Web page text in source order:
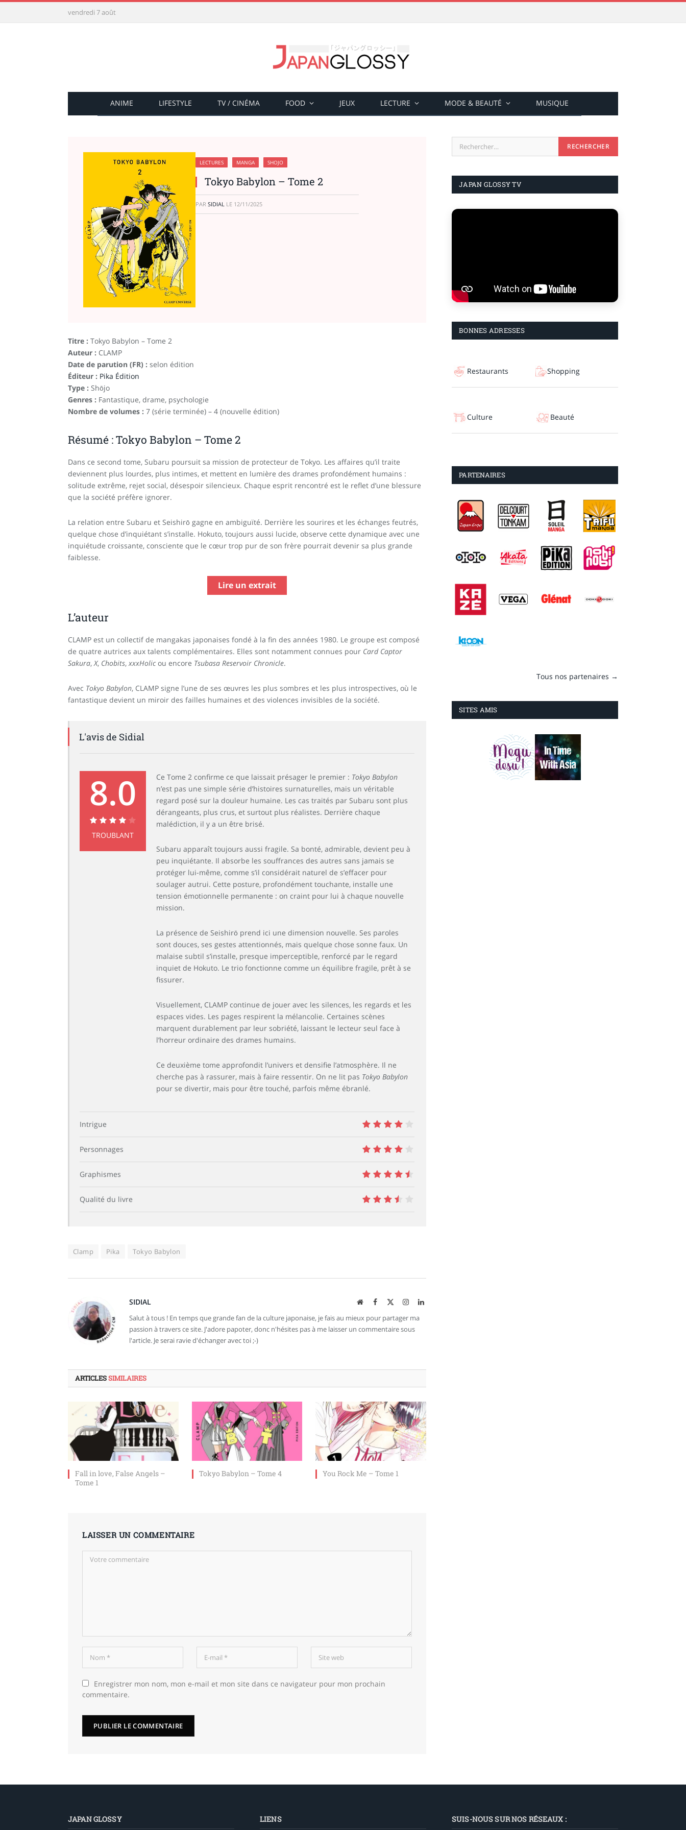
vendredi 7 août
ANIME LIFESTYLE TV / CINÉMA FOOD JEUX LECTURE MODE & BEAUTÉ MUSIQUE
LECTURES MANGA SHOJO
Tokyo Babylon – Tome 2
PAR SIDIAL LE 12/11/2025
Titre : Tokyo Babylon – Tome 2
Auteur : CLAMP
Date de parution (FR) : selon édition
Éditeur : Pika Édition
Type : Shōjo
Genres : Fantastique, drame, psychologie
Nombre de volumes : 7 (série terminée) – 4 (nouvelle édition)
Résumé : Tokyo Babylon – Tome 2
Dans ce second tome, Subaru poursuit sa mission de protecteur de Tokyo. Les affaires qu’il traite
deviennent plus lourdes, plus intimes, et mettent en lumière des drames profondément humains :
solitude extrême, rejet social, désespoir silencieux. Chaque esprit rencontré est le reflet d’une blessure
que la société préfère ignorer.
La relation entre Subaru et Seishirō gagne en ambiguïté. Derrière les sourires et les échanges feutrés,
quelque chose d’inquiétant s’installe. Hokuto, toujours aussi lucide, observe cette dynamique avec une
inquiétude croissante, consciente que le cœur trop pur de son frère pourrait devenir sa plus grande
faiblesse.
Lire un extrait
L’auteur
CLAMP est un collectif de mangakas japonaises fondé à la fin des années 1980. Le groupe est composé
de quatre autrices aux talents complémentaires. Elles sont notamment connues pour Card Captor
Sakura, X, Chobits, xxxHolic ou encore Tsubasa Reservoir Chronicle.
Avec Tokyo Babylon, CLAMP signe l’une de ses œuvres les plus sombres et les plus introspectives, où le
fantastique devient un miroir des failles humaines et des violences invisibles de la société.
L'avis de Sidial
8.0
8.0
TROUBLANT
Ce Tome 2 confirme ce que laissait présager le premier : Tokyo Babylon
n’est pas une simple série d’histoires surnaturelles, mais un véritable
regard posé sur la douleur humaine. Les cas traités par Subaru sont plus
dérangeants, plus crus, et surtout plus réalistes. Derrière chaque
malédiction, il y a un être brisé.
Subaru apparaît toujours aussi fragile. Sa bonté, admirable, devient peu à
peu inquiétante. Il absorbe les souffrances des autres sans jamais se
protéger lui-même, comme s’il considérait naturel de s’effacer pour
soulager autrui. Cette posture, profondément touchante, installe une
tension émotionnelle permanente : on craint pour lui à chaque nouvelle
mission.
La présence de Seishirō prend ici une dimension nouvelle. Ses paroles
sont douces, ses gestes attentionnés, mais quelque chose sonne faux. Un
malaise subtil s’installe, presque imperceptible, renforcé par le regard
inquiet de Hokuto. Le trio fonctionne comme un équilibre fragile, prêt à se
fissurer.
Visuellement, CLAMP continue de jouer avec les silences, les regards et les
espaces vides. Les pages respirent la mélancolie. Certaines scènes
marquent durablement par leur sobriété, laissant le lecteur seul face à
l’horreur ordinaire des drames humains.
Ce deuxième tome approfondit l’univers et densifie l’atmosphère. Il ne
cherche pas à rassurer, mais à faire ressentir. On ne lit pas Tokyo Babylon
pour se divertir, mais pour être touché, parfois même ébranlé.
Intrigue
Personnages
Graphismes
Qualité du livre
Clamp Pika Tokyo Babylon
SIDIAL
Site Facebook InstagramLinkedIn
Salut à tous ! En temps que grande fan de la culture japonaise, je fais au mieux pour partager ma
passion à travers ce site. J'adore papoter, donc n'hésites pas à me laisser un commentaire sous
l'article. Je serai ravie d'échanger avec toi ;-)
ARTICLESSIMILAIRES
Fall in love, False Angels –
Tome 1
Tokyo Babylon – Tome 4 You Rock Me – Tome 1
LAISSER UN COMMENTAIRE
Enregistrer mon nom, mon e-mail et mon site dans ce navigateur pour mon prochain
commentaire.
JAPAN GLOSSY TV
BONNES ADRESSES
Restaurants Shopping
Culture Beauté
PARTENAIRES
Tous nos partenaires →
SITES AMIS
JAPAN GLOSSY LIENS SUIS-NOUS SUR NOS RÉSEAUX :